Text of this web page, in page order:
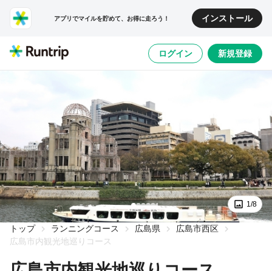
アプリでマイルを貯めて、お得に走ろう！ インストール
ログイン 新規登録
1/8
トップ ランニングコース 広島県
広島市西区
広島市内観光地巡りコース